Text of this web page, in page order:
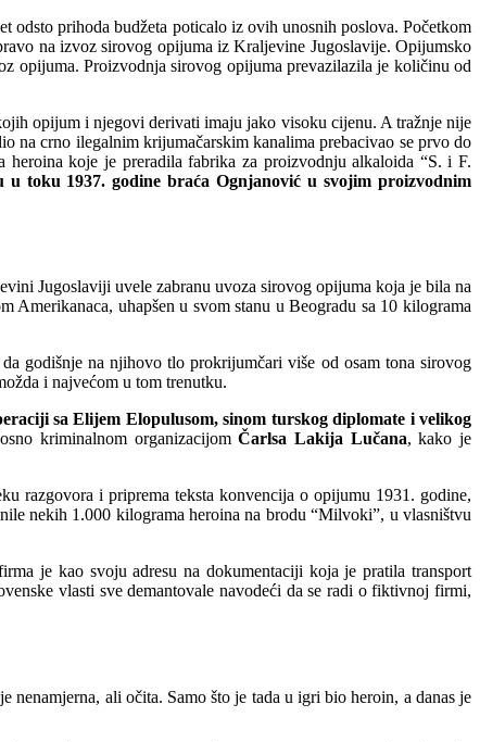
odsto prihoda budžeta poticalo iz ovih unosnih poslova. Početkom
na izvoz sirovog opijuma iz Kraljevine Jugoslavije. Opijumsko
opijuma. Proizvodnja sirovog opijuma prevazilazila je količinu od
opijum i njegovi derivati imaju jako visoku cijenu. A tražnje nije
na crno ilegalnim krijumačarskim kanalima prebacivao se prvo do
koje je preradila fabrika za proizvodnju alkaloida “S. i F.
toku 1937. godine braća Ognjanović u svojim proizvodnim
Jugoslaviji uvele zabranu uvoza sirovog opijuma koja je bila na
uhapšen u svom stanu u Beogradu sa 10 kilograma
godišnje na njihovo tlo prokrijumčari više od osam tona sirovog
i najvećom u tom trenutku.
sa Elijem Elopulusom, sinom turskog diplomate i velikog
kriminalnom organizacijomČarlsa Lakija Lučana, kako je
razgovora i priprema teksta konvencija o opijumu 1931. godine,
nekih 1.000 kilograma heroina na brodu “Milvoki”, u vlasništvu
je kao svoju adresu na dokumentaciji koja je pratila transport
vlasti sve demantovale navodeći da se radi o fiktivnoj firmi,
ali očita. Samo što je tada u igri bio heroin, a danas je